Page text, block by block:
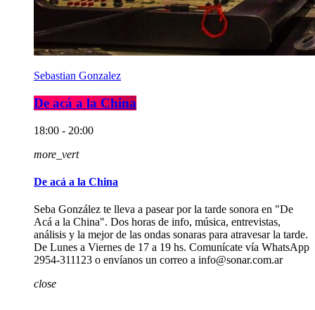
Sebastian Gonzalez
De acá a la China
18:00 - 20:00
more_vert
De acá a la China
Seba González te lleva a pasear por la tarde sonora en "De
Acá a la China". Dos horas de info, música, entrevistas,
análisis y la mejor de las ondas sonaras para atravesar la tarde.
De Lunes a Viernes de 17 a 19 hs. Comunícate vía WhatsApp
2954-311123 o envíanos un correo a info@sonar.com.ar
close